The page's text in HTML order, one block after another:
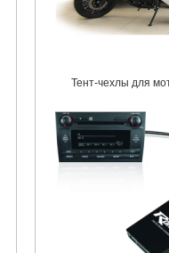
Тент-чехлы для